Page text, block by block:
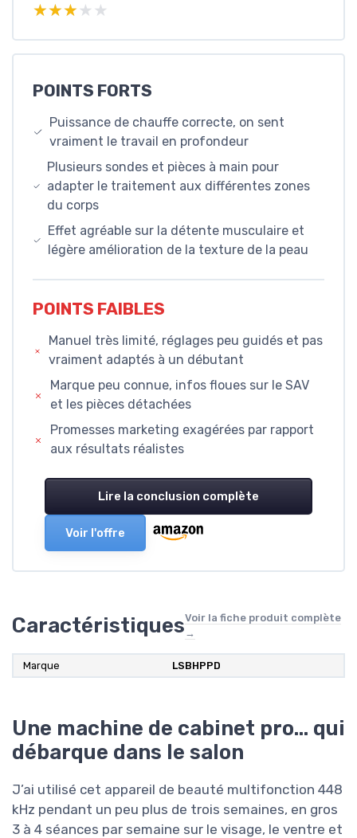
★★★★★
★★★★★
POINTS FORTS
Puissance de chauffe correcte, on sent
vraiment le travail en profondeur
Plusieurs sondes et pièces à main pour
adapter le traitement aux différentes zones
du corps
Effet agréable sur la détente musculaire et
légère amélioration de la texture de la peau
POINTS FAIBLES
Manuel très limité, réglages peu guidés et pas
vraiment adaptés à un débutant
Marque peu connue, infos floues sur le SAV
et les pièces détachées
Promesses marketing exagérées par rapport
aux résultats réalistes
Lire la conclusion complète
Voir l'offre
CaractéristiquesVoir la fiche produit complète
→
Marque ‎LSBHPPD
Une machine de cabinet pro… qui
débarque dans le salon
J’ai utilisé cet appareil de beauté multifonction 448
kHz pendant un peu plus de trois semaines, en gros
3 à 4 séances par semaine sur le visage, le ventre et